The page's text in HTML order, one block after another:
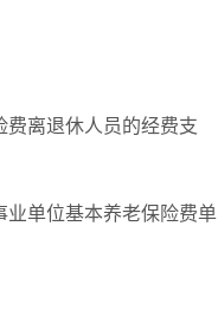
费离退休人员的经费支
业单位基本养老保险费单